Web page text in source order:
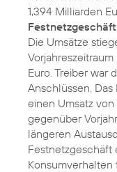
1,394 Milliarden
Festnetzgeschäft
Die Umsätze
Euro. Treiber war
Anschlüssen.
einen Umsatz
gegenüber
längeren
Festnetzgeschäft
Konsumverhalten